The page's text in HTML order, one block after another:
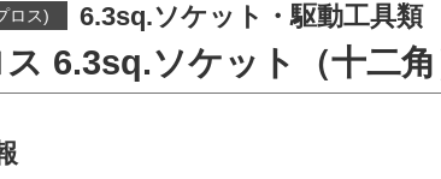
ロス) 6.3sq.ソケット・駆動工具類
6.3sq.ソケット（十二